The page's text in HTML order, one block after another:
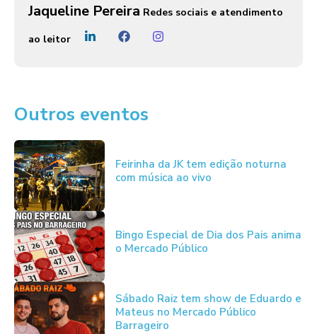
Jaqueline Pereira Redes sociais e atendimento
ao leitor
Outros eventos
Feirinha da JK tem edição noturna
com música ao vivo
Bingo Especial de Dia dos Pais anima
o Mercado Público
Sábado Raiz tem show de Eduardo e
Mateus no Mercado Público
Barrageiro